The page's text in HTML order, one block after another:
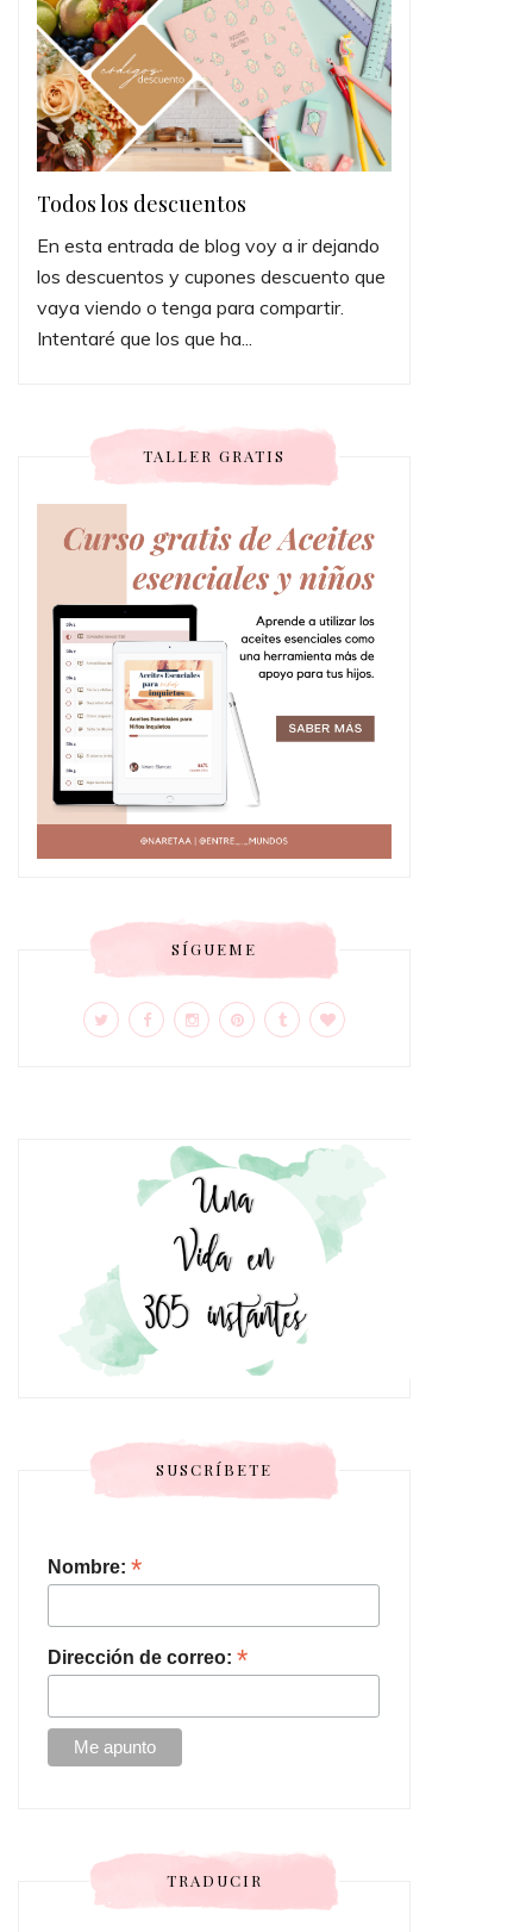
Todos los descuentos
En esta entrada de blog voy a ir dejando
los descuentos y cupones descuento que
vaya viendo o tenga para compartir.
Intentaré que los que ha...
TALLER GRATIS
SÍGUEME
SUSCRÍBETE
Nombre: *
Dirección de correo: *
TRADUCIR